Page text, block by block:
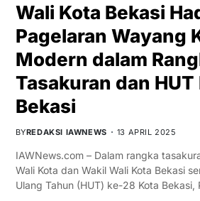
Wali Kota Bekasi
Pagelaran Wayang
Modern dalam
Tasakuran dan
Bekasi
BYREDAKSI IAWNEWS 13 APRIL 2025
IAWNews.com – Dalam rangka
Wali Kota dan Wakil Wali Kota Bekasi
Ulang Tahun (HUT) ke-28 Kota Bekasi,